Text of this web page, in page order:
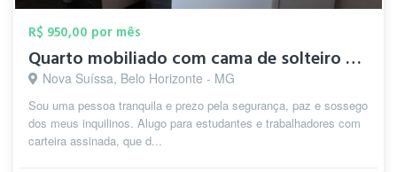
R$ 950,00 por mês
Quarto mobiliado com cama de solteiro e ...
Nova Suíssa, Belo Horizonte - MG
Sou uma pessoa tranquila e prezo pela segurança, paz e sossego
dos meus inquilinos. Alugo para estudantes e trabalhadores com
carteira assinada, que d...